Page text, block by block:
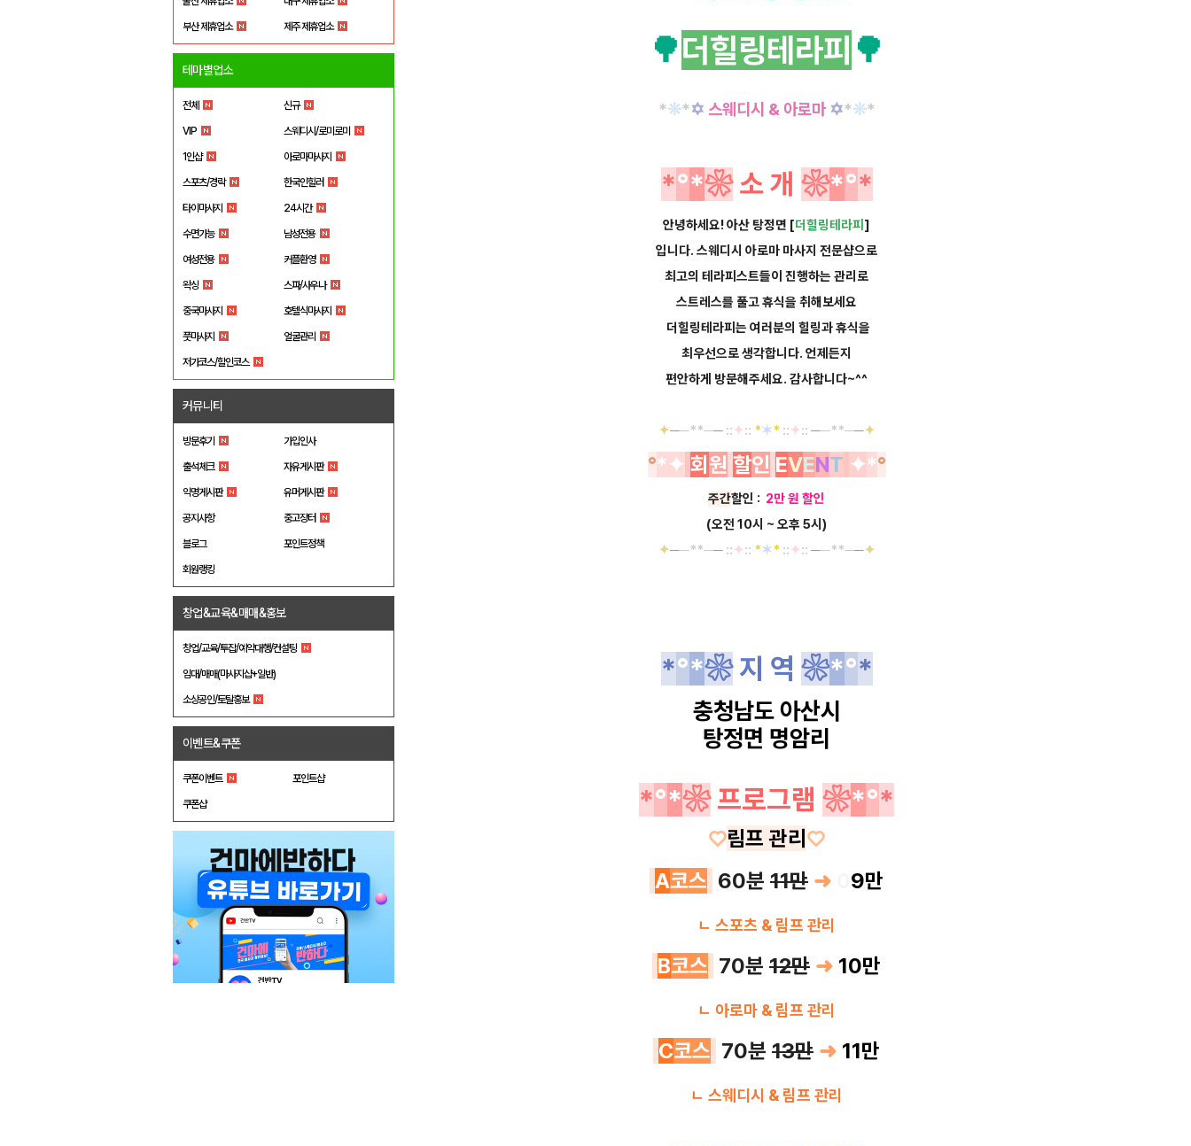
부산 제휴업소 제주 제휴업소
테마별업소
전체 신규
VIP 스웨디시/로미로미
1인샵 아로마마사지
스포츠/경락 한국인힐러
타이마사지 24시간
수면가능 남성전용
여성전용 커플환영
왁싱 스파/사우나
중국마사지 호텔식마사지
풋마사지 얼굴관리
저가코스/할인코스
커뮤니티
방문후기 가입인사
출석체크 자유게시판
익명게시판 유머게시판
공지사항 중고장터
블로그 포인트정책
회원랭킹
창업&교육&매매&홍보
창업/교육/투잡/예약대행/컨설팅
임대/매매(마사지샵+일반)
소상공인/토탈홍보
이벤트&쿠폰
쿠폰이벤트 포인트샵
쿠폰샵
🌳더힐링테라피 🌳
*❊*✡ 스웨디시 & 아로마 ✡*❊*
*°*❀ 소 개 ❀*°*
안녕하세요! 아산 탕정면 [더힐링테라피 ]
입니다. 스웨디시 아로마 마사지 전문샵으로
최고의 테라피스트들이 진행하는 관리로
스트레스를 풀고 휴식을 취해보세요
더힐링테라피는 여러분의 힐링과 휴식을
최우선으로 생각합니다. 언제든지
편안하게 방문해주세요. 감사합니다~^^
✦──**── ::✦:: *✶* ::✦:: ──**──✦
°*✦ 회 원 할인 EVENT ✦*°
주간할인 : 2만 원 할인
(오전 10시 ~ 오후 5시)
✦──**── ::✦:: *✶* ::✦:: ──**──✦
*°*❀지 역 ❀*°*
충청남도 아산시
탕정면 명암리
*°*❀ 프로그램 ❀*°*
♡림프 관리 ♡
A코스 60분 11만 ➜ 9만
ㄴ 스포츠 & 림프 관리
B코스 70분 12만 ➜ 10만
ㄴ 아로마 & 림프 관리
C코스 70분 13만 ➜ 11만
ㄴ 스웨디시 & 림프 관리